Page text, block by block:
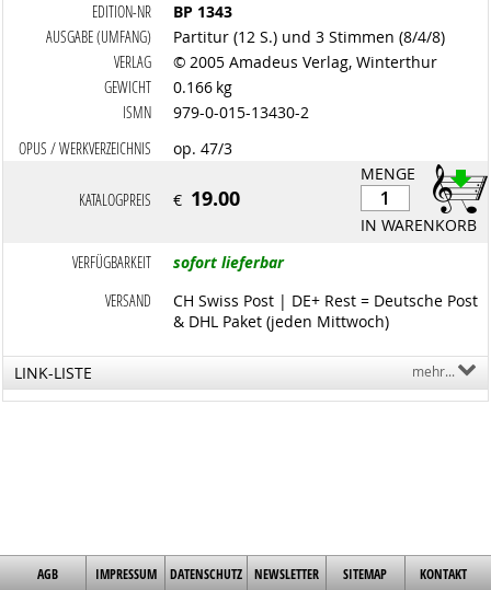
EDITION-NR
BP 1343
AUSGABE (UMFANG)
Partitur (12 S.) und 3 Stimmen (8/4/8)
VERLAG
© 2005 Amadeus Verlag, Winterthur
GEWICHT
0.166 kg
ISMN
979-0-015-13430-2
OPUS / WERKVERZEICHNIS
op. 47/3
MENGE
IN WARENKORB
KATALOGPREIS € 19.00
VERFÜGBARKEIT
sofort lieferbar
VERSAND
CH Swiss Post | DE+ Rest = Deutsche Post
& DHL Paket (jeden Mittwoch)
LINK-LISTE mehr...
AGB IMPRESSUM DATENSCHUTZ NEWSLETTER SITEMAP KONTAKT